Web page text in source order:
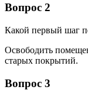
Вопрос 2
Какой первый шаг
Освободить
старых покрытий.
Вопрос 3